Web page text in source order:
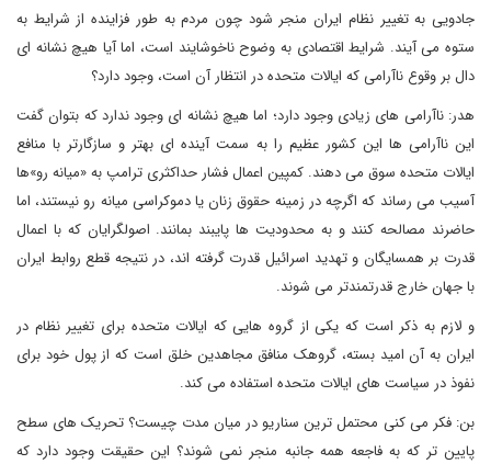
جادویی به تغییر نظام ایران منجر شود چون مردم به طور فزاینده از شرایط به
ستوه می آیند. شرایط اقتصادی به وضوح ناخوشایند است، اما آیا هیچ نشانه ای
دال بر وقوع ناآرامی که ایالات متحده در انتظار آن است، وجود دارد؟
هدر: ناآرامی های زیادی وجود دارد؛ اما هیچ نشانه ای وجود ندارد که بتوان گفت
این ناآرامی ها این کشور عظیم را به سمت آینده ای بهتر و سازگارتر با منافع
ایالات متحده سوق می دهند. کمپین اعمال فشار حداکثری ترامپ به «میانه رو»ها
آسیب می رساند که اگرچه در زمینه حقوق زنان یا دموکراسی میانه رو نیستند، اما
حاضرند مصالحه کنند و به محدودیت ها پایبند بمانند. اصولگرایان که با اعمال
قدرت بر همسایگان و تهدید اسرائیل قدرت گرفته اند، در نتیجه قطع روابط ایران
با جهان خارج قدرتمندتر می شوند.
و لازم به ذکر است که یکی از گروه هایی که ایالات متحده برای تغییر نظام در
ایران به آن امید بسته، گروهک منافق مجاهدین خلق است که از پول خود برای
نفوذ در سیاست های ایالات متحده استفاده می کند.
بن: فکر می کنی محتمل ترین سناریو در میان مدت چیست؟ تحریک های سطح
پایین تر که به فاجعه همه جانبه منجر نمی شوند؟ این حقیقت وجود دارد که